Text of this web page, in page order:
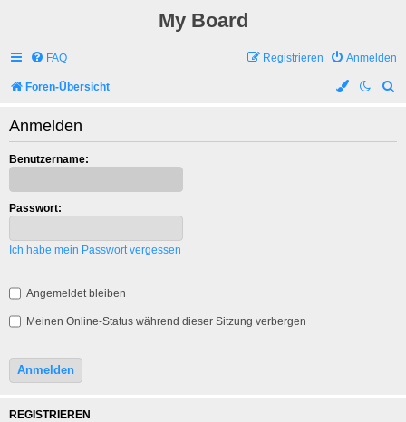
My Board
FAQ Anmelden
Registrieren
Foren-Übersicht
Anmelden
Benutzername:
Passwort:
Ich habe mein Passwort vergessen
Angemeldet bleiben
Meinen Online-Status während dieser Sitzung verbergen
REGISTRIEREN